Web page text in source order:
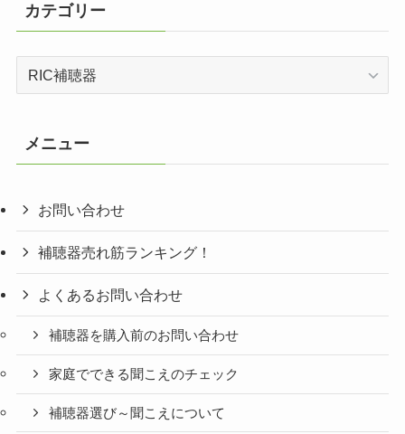
カテゴリー
カ
メニュー
お問い合わせ
補聴器売れ筋ランキング！
よくあるお問い合わせ
補聴器を購入前のお問い合わせ
家庭でできる聞こえのチェック
補聴器選び～聞こえについて